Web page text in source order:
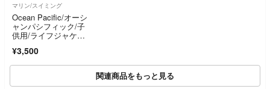
マリン/スイミング
Ocean Pacific/オーシ
ャンパシフィック/子
供用/ライフジャケッ
スト/川/海/キャンプ/
アウトドア
¥3,500
関連商品をもっと見る